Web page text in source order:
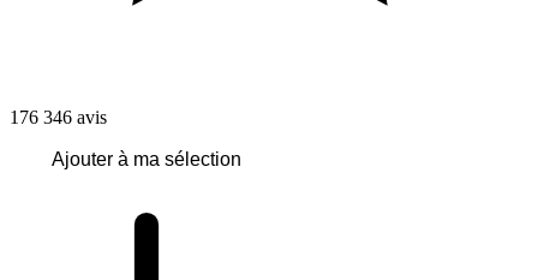
176 346 avis
Ajouter à ma sélection